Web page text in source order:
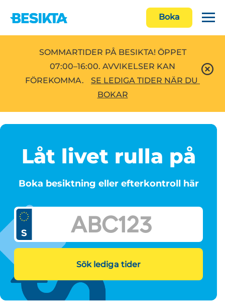
Boka
SOMMARTIDER PÅ BESIKTA! ÖPPET
07:00–16:00. AVVIKELSER KAN
FÖREKOMMA.
SE LEDIGA TIDER NÄR DU
BOKAR
Låt livet rulla på
Boka besiktning eller efterkontroll här
Sök lediga tider